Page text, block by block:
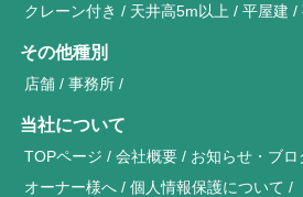
クレーン付き
天井高5m以上 平屋建
その他種別
店舗 事務所
当社について
TOPページ 会社概要 お知らせ・ブロ
オーナー様へ
個人情報保護について